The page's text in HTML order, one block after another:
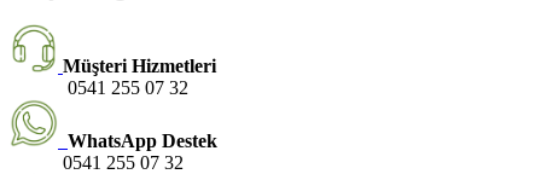
Müşteri Hizmetleri
0541 255 07 32
WhatsApp Destek
0541 255 07 32